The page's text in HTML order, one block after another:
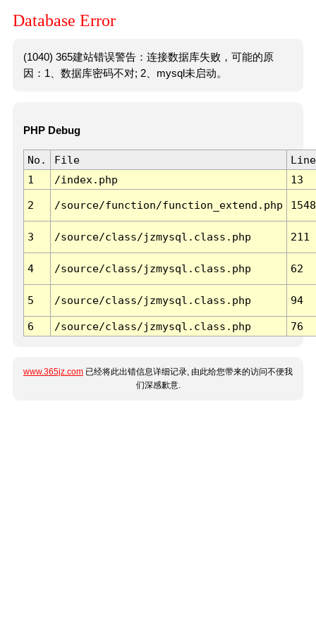
Database Error
(1040) 365建站错误警告：连接数据库失败，可能的原
因：1、数据库密码不对; 2、mysql未启动。
PHP Debug
No. File
Line
1
/index.php 13
2 /source/function/function_extend.php 1548
3 /source/class/jzmysql.class.php 211
4 /source/class/jzmysql.class.php 62
5 /source/class/jzmysql.class.php 94
6 /source/class/jzmysql.class.php 76
www.365jz.com 已经将此出错信息详细记录, 由此给您带来的访问不便我
们深感歉意.